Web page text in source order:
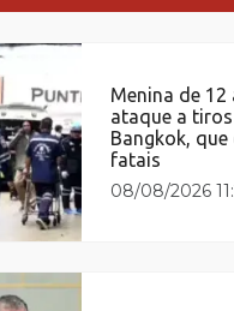
Menina de
ataque a
Bangkok,
fatais
08/08/2026